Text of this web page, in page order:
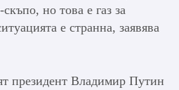
но това е газ за
е странна, заявява
президент Владимир Путин